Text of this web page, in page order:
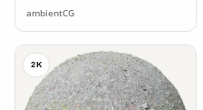
ambientCG
2K